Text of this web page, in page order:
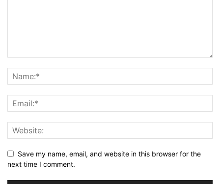
Save my name, email, and website in this browser for the
next time I comment.